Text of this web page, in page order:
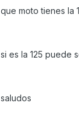
que moto tienes la
si es la 125 puede
saludos